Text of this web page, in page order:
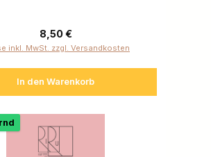
Regulärer Preis:
8,50 €
inkl. MwSt. zzgl. Versandkosten
In den Warenkorb